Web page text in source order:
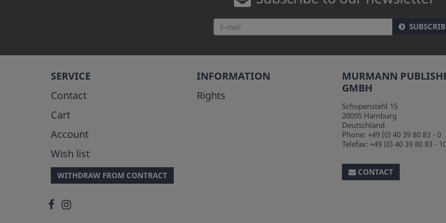
SERVICE
Contact
Cart
Account
Wish list
WITHDRAW FROM CONTRACT
INFORMATION
Rights
MURMANN
GMBH
Schopenstehl 15
20095 Hamburg
Deutschland
Phone: +49 (0) 40 39 80 83 - 0
Telefax: +49 (0) 40 39 80 83 -
CONTACT